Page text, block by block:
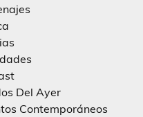
Del Ayer
Contemporáneos